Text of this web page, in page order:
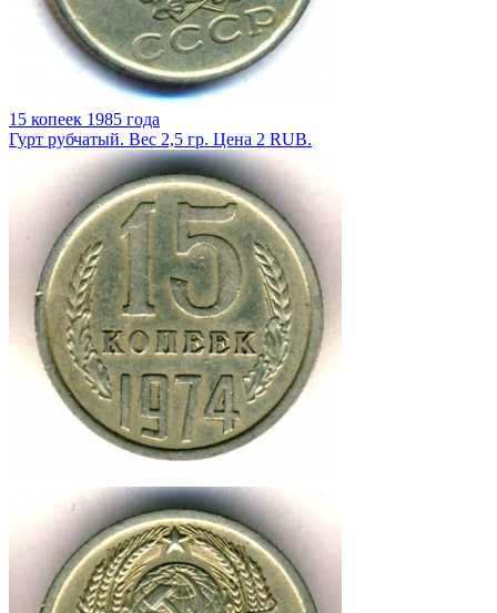
15 копеек 1985 года
Гурт рубчатый. Вес 2,5 гр. Цена 2 RUB.